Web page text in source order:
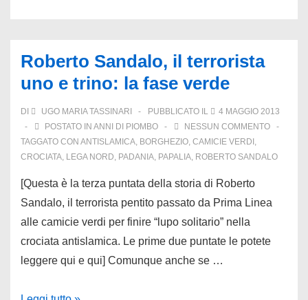
Lega
Nord
fascisteria:
l’indipendenza
padana
e
i
miti
neoceltici
Roberto Sandalo, il terrorista
uno e trino: la fase verde
DI UGO MARIA TASSINARI PUBBLICATO IL
4 MAGGIO 2013
POSTATO IN ANNI DI PIOMBO
NESSUN COMMENTO
TAGGATO CON ANTISLAMICA, BORGHEZIO, CAMICIE VERDI ,
CROCIATA, LEGA NORD, PADANIA, PAPALIA, ROBERTO SANDALO
[Questa è la terza puntata della storia di Roberto
Sandalo, il terrorista pentito passato da Prima Linea
alle camicie verdi per finire “lupo solitario” nella
crociata antislamica. Le prime due puntate le potete
leggere qui e qui] Comunque anche se …